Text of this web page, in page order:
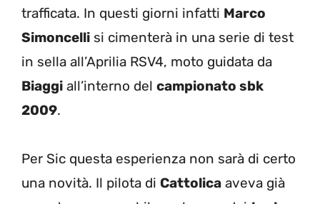
trafficata. In questi giorni infatti Marco
Simoncelli si cimenterà in una serie di test
in sella all’Aprilia RSV4, moto guidata da
Biaggi all’interno del campionato sbk
2009.
Per Sic questa esperienza non sarà di certo
una novità. Il pilota di Cattolica aveva già